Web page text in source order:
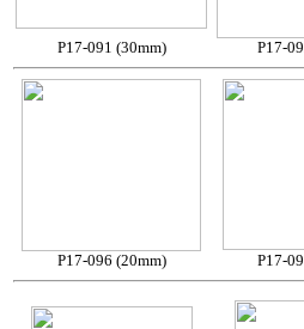
P17-091 (30mm) P17-
P17-096 (20mm) P17-